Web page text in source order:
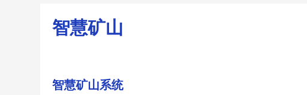
智慧矿山
智慧矿山系统